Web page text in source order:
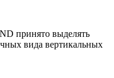
принято выделять
вида вертикальных